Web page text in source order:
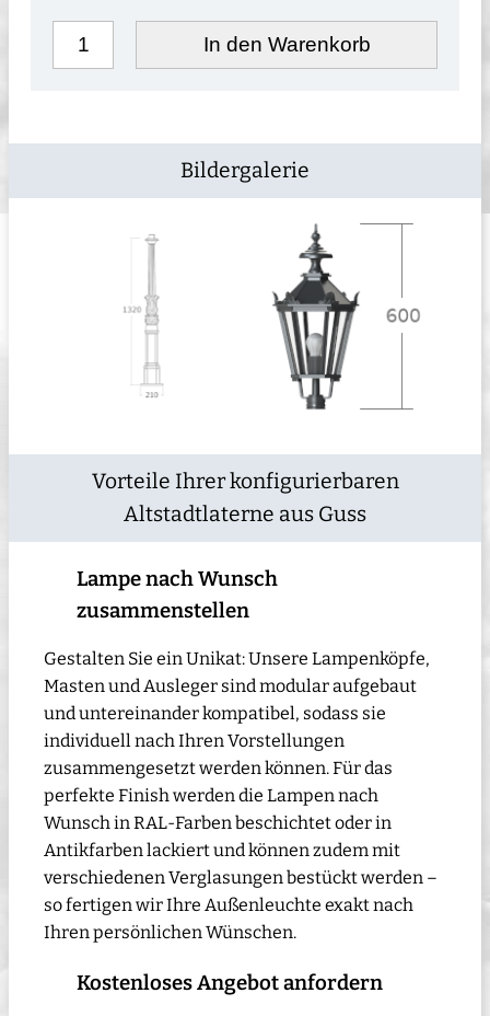
In den Warenkorb
Bildergalerie
Vorteile Ihrer konfigurierbaren
Altstadtlaterne aus Guss
Lampe nach Wunsch
zusammenstellen
Gestalten Sie ein Unikat: Unsere Lampenköpfe,
Masten und Ausleger sind modular aufgebaut
und untereinander kompatibel, sodass sie
individuell nach Ihren Vorstellungen
zusammengesetzt werden können. Für das
perfekte Finish werden die Lampen nach
Wunsch in RAL-Farben beschichtet oder in
Antikfarben lackiert und können zudem mit
verschiedenen Verglasungen bestückt werden –
so fertigen wir Ihre Außenleuchte exakt nach
Ihren persönlichen Wünschen.
Kostenloses Angebot anfordern